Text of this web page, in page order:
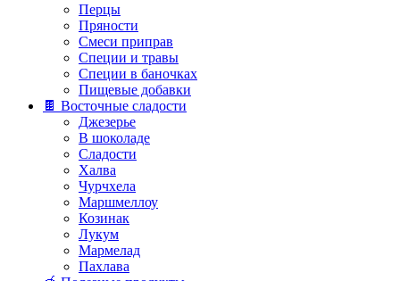
Перцы
Пряности
Смеси приправ
Специи и травы
Специи в баночках
Пищевые добавки
🍫 Восточные сладости
Джезерье
В шоколаде
Сладости
Халва
Чурчхела
Маршмеллоу
Козинак
Лукум
Мармелад
Пахлава